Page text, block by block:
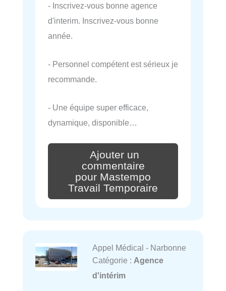
- Inscrivez-vous bonne agence
d'interim. Inscrivez-vous bonne
année.
- Personnel compétent est sérieux je
recommande.
- Une équipe super efficace,
dynamique, disponible…
Ajouter un
commentaire
pour Mastempo
Travail Temporaire
Appel Médical - Narbonne
Catégorie : Agence
d'intérim